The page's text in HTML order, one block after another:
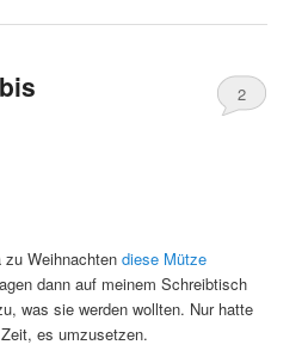
2
zu Weihnachtendiese Mütze
dann auf meinem Schreibtisch
was sie werden wollten. Nur hatte
es umzusetzen.